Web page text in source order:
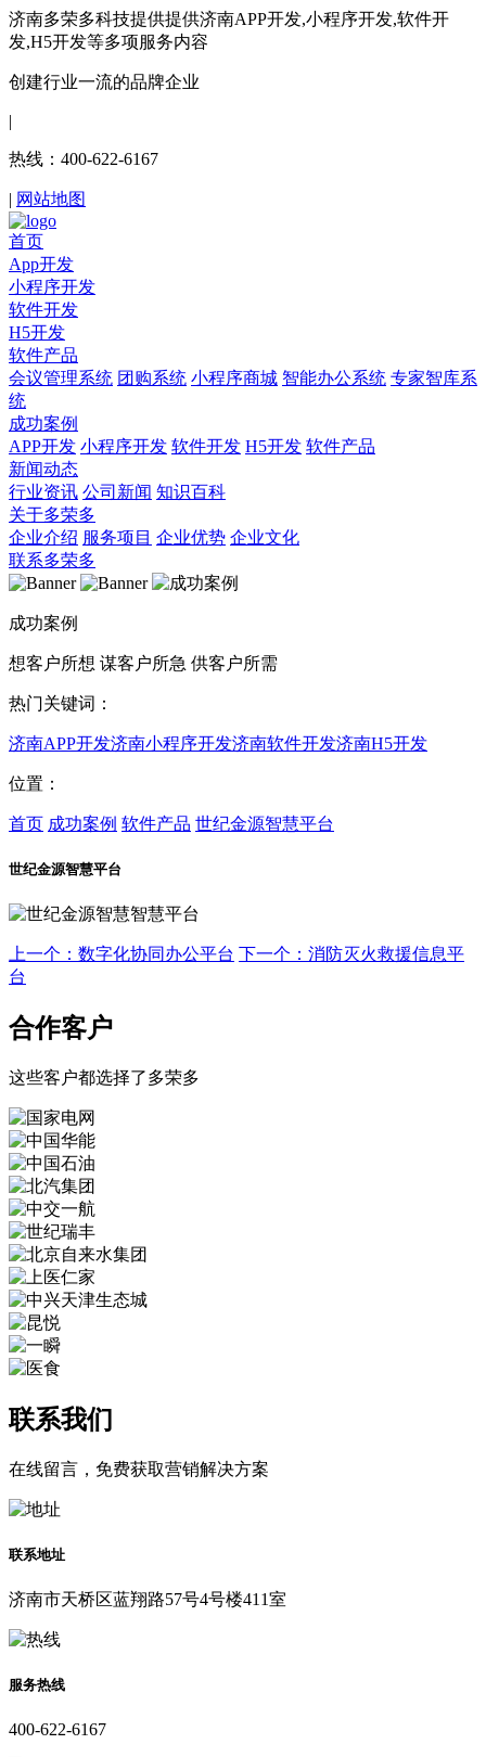
济南多荣多科技提供提供济南APP开发,小程序开发,软件开
发,H5开发等多项服务内容
创建行业一流的品牌企业
|
热线：400-622-6167
| 网站地图
首页
App开发
小程序开发
软件开发
H5开发
软件产品
会议管理系统 团购系统 小程序商城 智能办公系统 专家智库系
统
成功案例
APP开发 小程序开发 软件开发 H5开发 软件产品
新闻动态
行业资讯 公司新闻 知识百科
关于多荣多
企业介绍 服务项目 企业优势 企业文化
联系多荣多
成功案例
想客户所想 谋客户所急 供客户所需
热门关键词：
济南APP开发济南小程序开发济南软件开发济南H5开发
位置：
首页 成功案例 软件产品 世纪金源智慧平台
世纪金源智慧平台
上一个：数字化协同办公平台 下一个：消防灭火救援信息平
台
合作客户
这些客户都选择了多荣多
联系我们
在线留言，免费获取营销解决方案
联系地址
济南市天桥区蓝翔路57号4号楼411室
服务热线
400-622-6167